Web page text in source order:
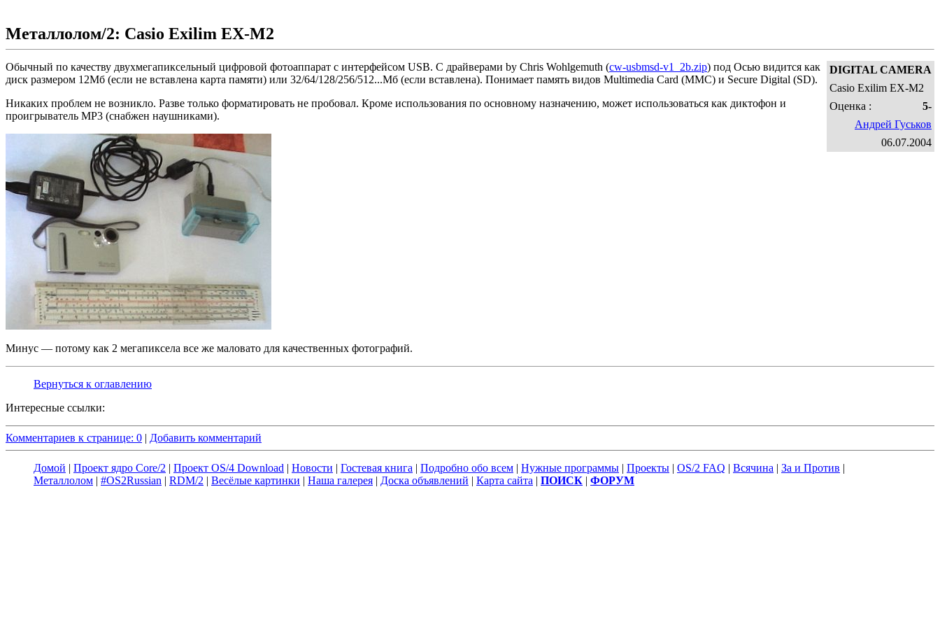
Металлолом/2: Casio Exilim EX-M2
DIGITAL CAMERA
Casio Exilim EX-M2
Оценка :
5-
Андрей Гуськов
06.07.2004
Обычный по качеству двухмегапиксельный цифровой фотоаппарат с интерфейсом USB. С драйверами by Chris Wohlgemuth (cw-usbmsd-v1_2b.zip) под Осью видится как
диск размером 12Мб (если не вставлена карта памяти) или 32/64/128/256/512...Мб (если вставлена). Понимает память видов Multimedia Card (MMC) и Secure Digital (SD).
Никаких проблем не возникло. Разве только форматировать не пробовал. Кроме использования по основному назначению, может использоваться как диктофон и
проигрыватель MP3 (снабжен наушниками).
Минус — потому как 2 мегапиксела все же маловато для качественных фотографий.
Вернуться к оглавлению
Интересные ссылки:
Комментариев к странице: 0 | Добавить комментарий
Домой | Проект ядро Core/2 | Проект OS/4 Download | Новости | Гостевая книга | Подробно обо всем | Нужные программы | Проекты | OS/2 FAQ | Всячина | За и Против |
Металлолом | #OS2Russian | RDM/2 | Весёлые картинки | Наша галерея | Доска объявлений | Карта сайта | ПОИСК | ФОРУМ